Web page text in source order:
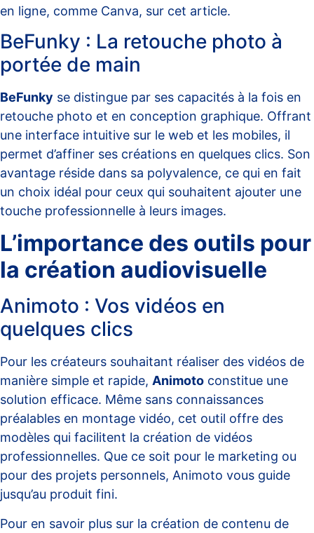
en ligne, comme Canva, sur cet article.
BeFunky : La retouche photo à
portée de main
BeFunky se distingue par ses capacités à la fois en
retouche photo et en conception graphique. Offrant
une interface intuitive sur le web et les mobiles, il
permet d’affiner ses créations en quelques clics. Son
avantage réside dans sa polyvalence, ce qui en fait
un choix idéal pour ceux qui souhaitent ajouter une
touche professionnelle à leurs images.
L’importance des outils pour
la création audiovisuelle
Animoto : Vos vidéos en
quelques clics
Pour les créateurs souhaitant réaliser des vidéos de
manière simple et rapide, Animoto constitue une
solution efficace. Même sans connaissances
préalables en montage vidéo, cet outil offre des
modèles qui facilitent la création de vidéos
professionnelles. Que ce soit pour le marketing ou
pour des projets personnels, Animoto vous guide
jusqu’au produit fini.
Pour en savoir plus sur la création de contenu de